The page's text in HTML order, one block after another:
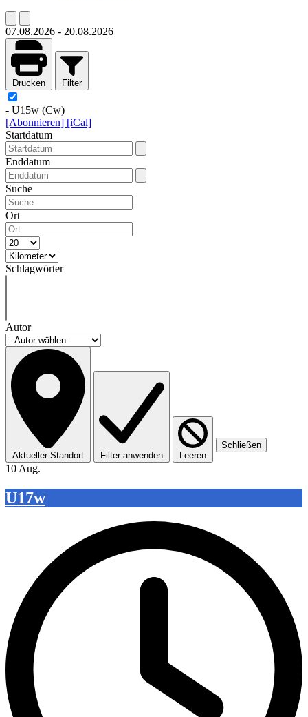
07.08.2026 - 20.08.2026
Drucken Filter
- U15w (Cw)
[Abonnieren] [iCal]
Startdatum
Enddatum
Suche
Ort
Schlagwörter
Autor
Aktueller Standort Filter anwenden Leeren
Schließen
10 Aug.
U17w